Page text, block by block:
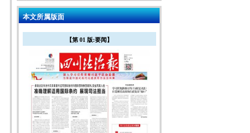
本文所属版面
【第 01 版:要闻】